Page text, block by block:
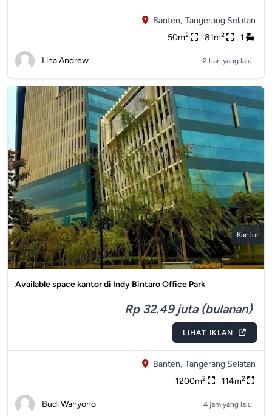
Banten, Tangerang Selatan
50m2 81m2 1
Lina Andrew 2 hari yang lalu
Kantor
Available space kantor di Indy Bintaro Office Park
Rp 32.49 juta (bulanan)
LIHAT IKLAN
Banten, Tangerang Selatan
1200m2 114m2
Budi Wahyono 4 jam yang lalu